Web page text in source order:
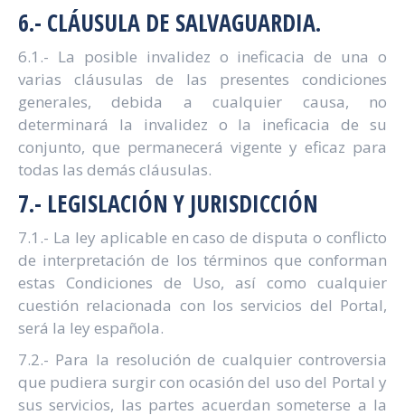
6.- CLÁUSULA DE SALVAGUARDIA.
6.1.- La posible invalidez o ineficacia de una o
varias cláusulas de las presentes condiciones
generales, debida a cualquier causa, no
determinará la invalidez o la ineficacia de su
conjunto, que permanecerá vigente y eficaz para
todas las demás cláusulas.
7.- LEGISLACIÓN Y JURISDICCIÓN
7.1.- La ley aplicable en caso de disputa o conflicto
de interpretación de los términos que conforman
estas Condiciones de Uso, así como cualquier
cuestión relacionada con los servicios del Portal,
será la ley española.
7.2.- Para la resolución de cualquier controversia
que pudiera surgir con ocasión del uso del Portal y
sus servicios, las partes acuerdan someterse a la